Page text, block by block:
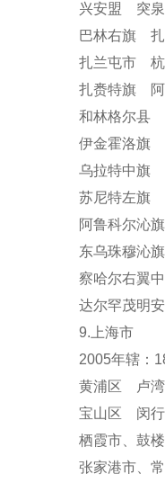
兴安盟 突
巴林右旗
扎兰屯市
扎赉特旗
和林格尔县
伊金霍洛旗
乌拉特中旗
苏尼特左旗
阿鲁科尔沁
东乌珠穆沁
察哈尔右翼
达尔罕茂明
9.上海市
2005年辖：
黄浦区 卢
宝山区 闵
栖霞市、 鼓
张家港市、